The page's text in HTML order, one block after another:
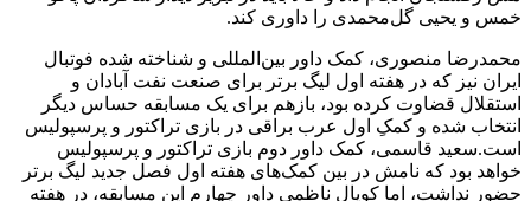
خمس و یحیی گل‌محمدی را داوری کند.
محمدرضا منصوری، کمک داور بین‌المللی و شناخته شده فوتبال
ایران نیز که در هفته اول لیگ برتر برای صنعت نفت آبادان و
استقلال قضاوت کرده بود، بازهم برای یک مسابقه حساس دیگر
انتخاب شده و کمکِ اول عرب براقی در بازی تراکتور و پرسپولیس
است.سعید قاسمی، کمک داور دوم بازی تراکتور و پرسپولیس
خواهد بود که نامش در بین کمک‌های هفته اول فصل جدید لیگ برتر
حضور نداشت، اما کوپال ناظمی داور چهارم این مسابقه، در هفته